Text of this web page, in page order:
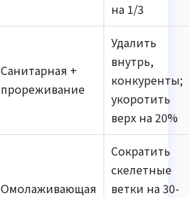
на 1/3
Санитарная +
прореживание
Удалить
внутрь,
конкуренты;
укоротить
верх на 20%
Омолаживающая
Сократить
скелетные
ветки на 30-